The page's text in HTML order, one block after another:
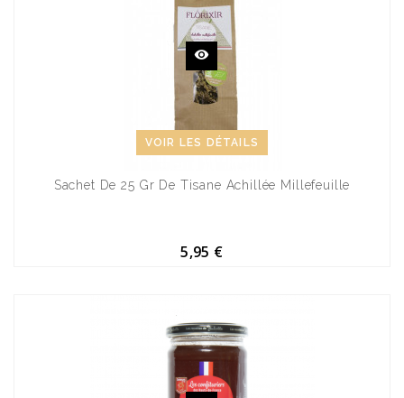
VOIR LES DÉTAILS
Sachet De 25 Gr De Tisane Achillée Millefeuille
5,95 €